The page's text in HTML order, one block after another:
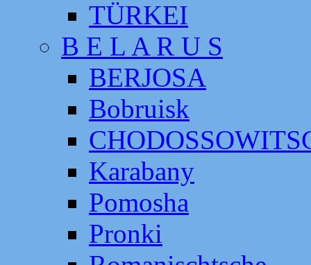
TÜRKEI
B E L A R U S
BERJOSA
Bobruisk
Karabany
Pomosha
Pronki